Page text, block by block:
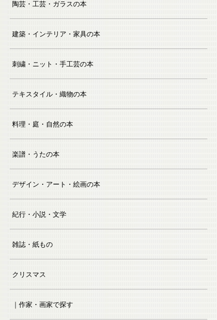
陶芸・工芸・ガラスの本
建築・インテリア・家具の本
刺繍・ニット・手工芸の本
テキスタイル・織物の本
料理・庭・自然の本
楽譜・うたの本
デザイン・アート・絵画の本
紀行・小説・文学
雑誌・紙もの
クリスマス
｜作家・画家で探す